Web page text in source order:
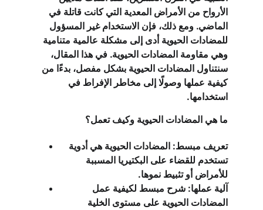
الأرواح من الأمراض المعدية التي كانت قاتلة في
الماضي. ومع ذلك، فإن الاستخدام غير المسؤول
للمضادات الحيوية أدى إلى مشكلة عالمية متنامية
وهي مقاومة المضادات الحيوية. في هذا المقال،
سنتناول المضادات الحيوية بشكل مفصل، بدءًا من
كيفية عملها وصولًا إلى مخاطر الإفراط في
استخدامها.
ما هي المضادات الحيوية وكيف تعمل؟
تعريف مبسط: المضادات الحيوية هي أدوية
تستخدم للقضاء على البكتيريا المسببة
للأمراض أو تثبيط نموها.
آلية عملها: شرح مبسط لكيفية عمل
المضادات الحيوية على مستوى الخلية